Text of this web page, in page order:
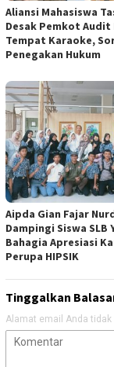
Aliansi Mahasiswa
Desak Pemkot Audit
Tempat Karaoke,
Penegakan Hukum
Aipda Gian Fajar
Dampingi Siswa SLB
Bahagia Apresiasi
Perupa HIPSIK
Tinggalkan
Alamat email Anda tidak